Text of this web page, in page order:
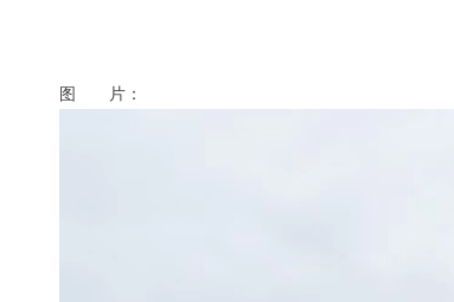
图 片：